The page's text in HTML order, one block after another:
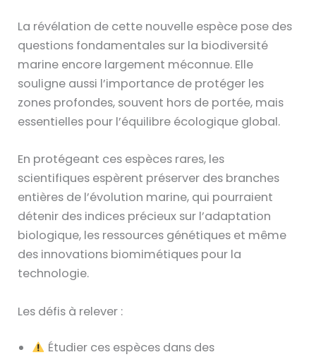
La révélation de cette nouvelle espèce pose des
questions fondamentales sur la biodiversité
marine encore largement méconnue. Elle
souligne aussi l’importance de protéger les
zones profondes, souvent hors de portée, mais
essentielles pour l’équilibre écologique global.
En protégeant ces espèces rares, les
scientifiques espèrent préserver des branches
entières de l’évolution marine, qui pourraient
détenir des indices précieux sur l’adaptation
biologique, les ressources génétiques et même
des innovations biomimétiques pour la
technologie.
Les défis à relever :
Étudier ces espèces dans des